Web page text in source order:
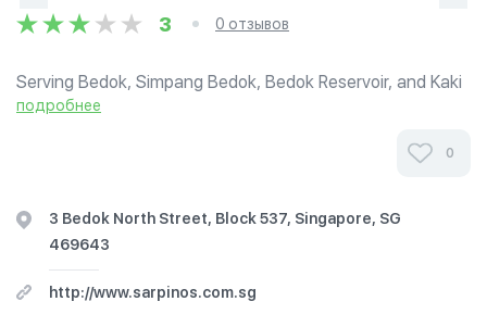
3 0 отзывов
Serving Bedok, Simpang Bedok, Bedok Reservoir, and Kaki
Bukit.
подробнее
0
3 Bedok North Street, Block 537, Singapore, SG
469643
http://www.sarpinos.com.sg